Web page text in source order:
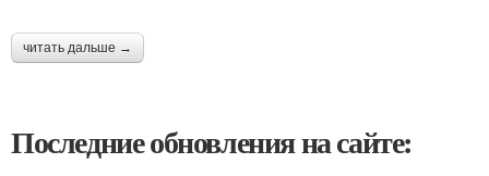
читать дальше →
Последние обновления на сайте: